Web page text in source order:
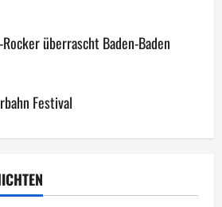
überrascht Baden-Baden
Festival